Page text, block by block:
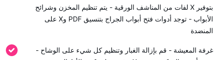
بتوفير X لفات من المناشف الورقية - يتم تنظيم المخزن وشرائح
الأبواب - توجد أدوات فتح أبواب الجراج بتنسيق PDF وX على
المنضدة
غرفة المعيشة - قم بإزالة الغبار وتنظيم كل شيء على الوشاح -